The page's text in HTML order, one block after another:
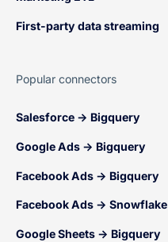
First-party data streaming
Popular connectors
Salesforce → Bigquery
Google Ads → Bigquery
Facebook Ads → Bigquery
Facebook Ads → Snowflake
Google Sheets → Bigquery